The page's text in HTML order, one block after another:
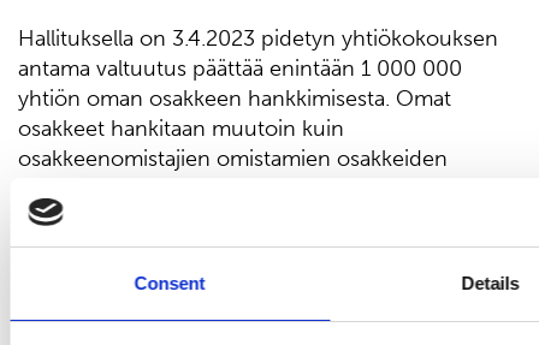
Consent Details
Hallituksella on 3.4.2023 pidetyn yhtiökokouksen
antama valtuutus päättää enintään 1 000 000
yhtiön oman osakkeen hankkimisesta. Omat
osakkeet hankitaan muutoin kuin
osakkeenomistajien omistamien osakkeiden
osakkeiden hankintahetken markkinahintaan
Nasdaq Helsinki Oy:n säännellyllä markkinalla
järjestämässä kaupankäynnissä. Osakkeet hankitaan